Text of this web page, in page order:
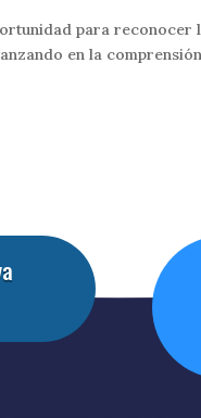
para
en la